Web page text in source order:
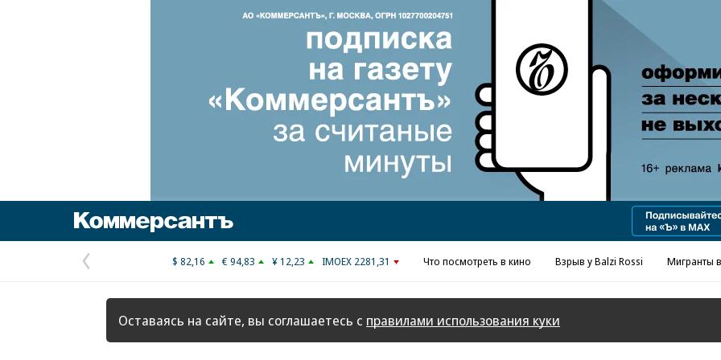
Реклама в «Ъ» www.kommersant.ru/ad
Предыдущая
страница
$ 82,16 € 94,83 ¥ 12,23 IMOEX 2281,31 Что посмотреть в кино Взрыв у Balzi Rossi Мигранты
Оставаясь на сайте, вы соглашаетесь с правилами использования куки